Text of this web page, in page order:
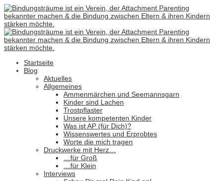
Startseite
Blog
Aktuelles
Allgemeines
Ammenmärchen und Seemannsgarn
Kinder sind Lachen
Trostpflaster
Unsere kompetenten Kinder
Was ist AP (für Dich)?
Wissenswertes und Erprobtes
Worte die mich tragen
Druckwerke mit Herz…
…für Groß
…für Klein
Interviews